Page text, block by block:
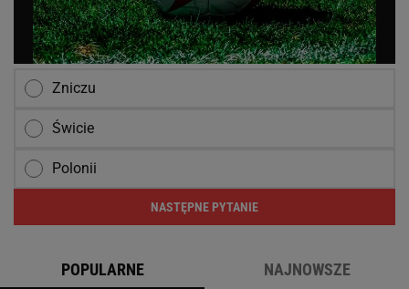
Zniczu
Świcie
Polonii
NASTĘPNE PYTANIE
POPULARNE NAJNOWSZE